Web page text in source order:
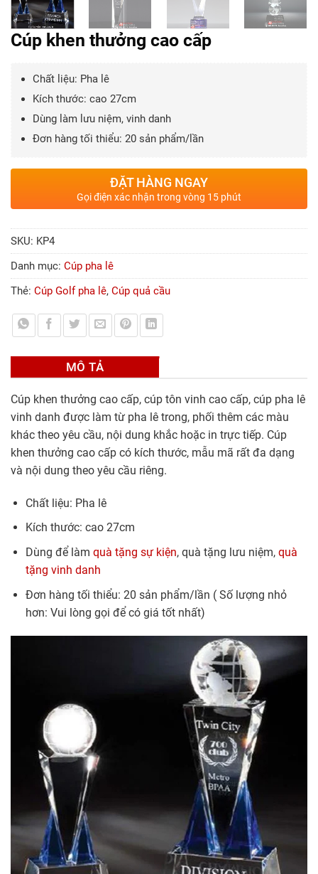
Cúp khen thưởng cao cấp
Chất liệu: Pha lê
Kích thước: cao 27cm
Dùng làm lưu niệm, vinh danh
Đơn hàng tối thiểu: 20 sản phẩm/lần
ĐẶT HÀNG NGAY
Gọi điện xác nhận trong vòng 15 phút
SKU: KP4
Danh mục: Cúp pha lê
Thẻ: Cúp Golf pha lê, Cúp quả cầu
MÔ TẢ
Cúp khen thưởng cao cấp, cúp tôn vinh cao cấp, cúp pha lê
vinh danh được làm từ pha lê trong, phối thêm các màu
khác theo yêu cầu, nội dung khắc hoặc in trực tiếp. Cúp
khen thưởng cao cấp có kích thước, mẫu mã rất đa dạng
và nội dung theo yêu cầu riêng.
Chất liệu: Pha lê
Kích thước: cao 27cm
Dùng để làm quà tặng sự kiện, quà tặng lưu niệm, quà
tặng vinh danh
Đơn hàng tối thiểu: 20 sản phẩm/lần ( Số lượng nhỏ
hơn: Vui lòng gọi để có giá tốt nhất)